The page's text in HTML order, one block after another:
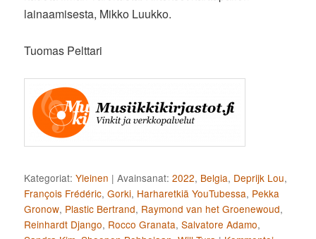
lainaamisesta, Mikko Luukko.
Tuomas Pelttari
Kategoriat: Yleinen |Avainsanat: 2022, Belgia, Deprijk Lou,
François Frédéric,Gorki, Harharetkiä YouTubessa, Pekka
Gronow, Plastic Bertrand, Raymond van het Groenewoud,
Reinhardt Django, Rocco Granata,Salvatore Adamo,